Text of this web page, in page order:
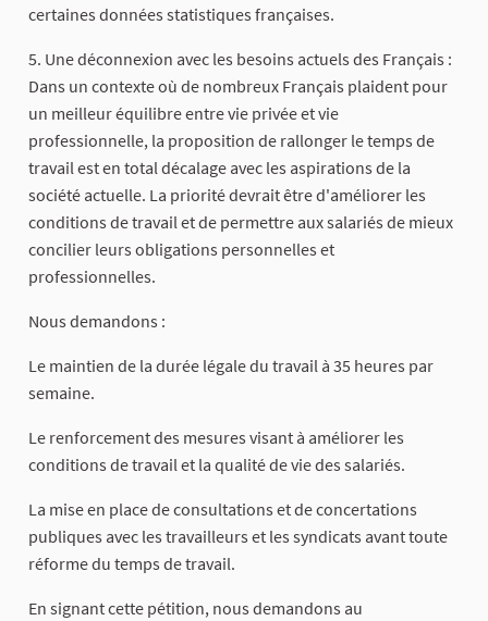
certaines données statistiques françaises.
5. Une déconnexion avec les besoins actuels des Français :
Dans un contexte où de nombreux Français plaident pour
un meilleur équilibre entre vie privée et vie
professionnelle, la proposition de rallonger le temps de
travail est en total décalage avec les aspirations de la
société actuelle. La priorité devrait être d'améliorer les
conditions de travail et de permettre aux salariés de mieux
concilier leurs obligations personnelles et
professionnelles.
Nous demandons :
Le maintien de la durée légale du travail à 35 heures par
semaine.
Le renforcement des mesures visant à améliorer les
conditions de travail et la qualité de vie des salariés.
La mise en place de consultations et de concertations
publiques avec les travailleurs et les syndicats avant toute
réforme du temps de travail.
En signant cette pétition, nous demandons au